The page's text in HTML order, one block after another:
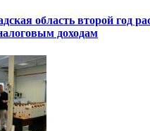
область второй год
доходам